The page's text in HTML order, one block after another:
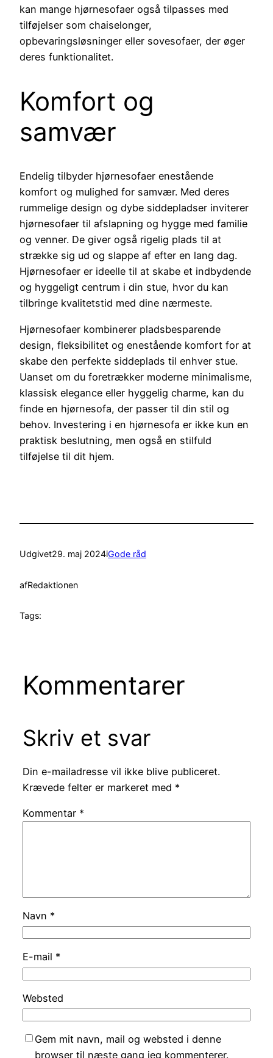
kan mange hjørnesofaer også tilpasses med
tilføjelser som chaiselonger,
opbevaringsløsninger eller sovesofaer, der øger
deres funktionalitet.
Komfort og
samvær
Endelig tilbyder hjørnesofaer enestående
komfort og mulighed for samvær. Med deres
rummelige design og dybe siddepladser inviterer
hjørnesofaer til afslapning og hygge med familie
og venner. De giver også rigelig plads til at
strække sig ud og slappe af efter en lang dag.
Hjørnesofaer er ideelle til at skabe et indbydende
og hyggeligt centrum i din stue, hvor du kan
tilbringe kvalitetstid med dine nærmeste.
Hjørnesofaer kombinerer pladsbesparende
design, fleksibilitet og enestående komfort for at
skabe den perfekte siddeplads til enhver stue.
Uanset om du foretrækker moderne minimalisme,
klassisk elegance eller hyggelig charme, kan du
finde en hjørnesofa, der passer til din stil og
behov. Investering i en hjørnesofa er ikke kun en
praktisk beslutning, men også en stilfuld
tilføjelse til dit hjem.
Udgivet29. maj 2024iGode råd
afRedaktionen
Tags:
Kommentarer
Skriv et svar
Din e-mailadresse vil ikke blive publiceret.
Krævede felter er markeret med *
Kommentar *
Navn *
E-mail *
Websted
Gem mit navn, mail og websted i denne
browser til næste gang jeg kommenterer.